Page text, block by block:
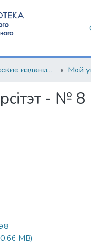
Периодические издания БарГУ Мой
- № 8
MB)